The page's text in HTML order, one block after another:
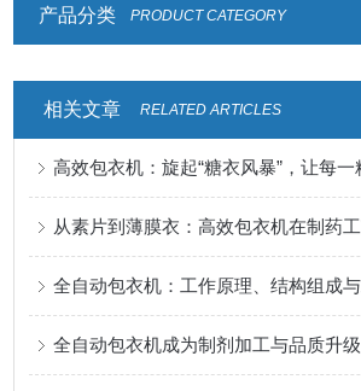
产品分类 PRODUCT CATEGORY
相关文章 RELATED ARTICLES
全自动包衣机：工作原理、结构组成
全自动包衣机成为制剂加工与品质升